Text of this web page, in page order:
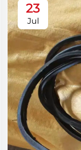
23
Jul